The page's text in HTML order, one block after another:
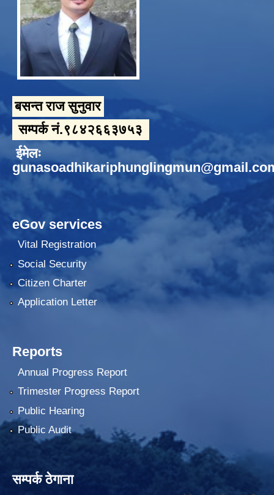
बसन्त राज सुनुवार
सम्पर्क नं.९८४२६६३७५३
ईमेलः
eGov services
Vital Registration
Social Security
Citizen Charter
Application Letter
Reports
Annual Progress Report
Trimester Progress Report
Public Hearing
Public Audit
सम्पर्क ठेगाना